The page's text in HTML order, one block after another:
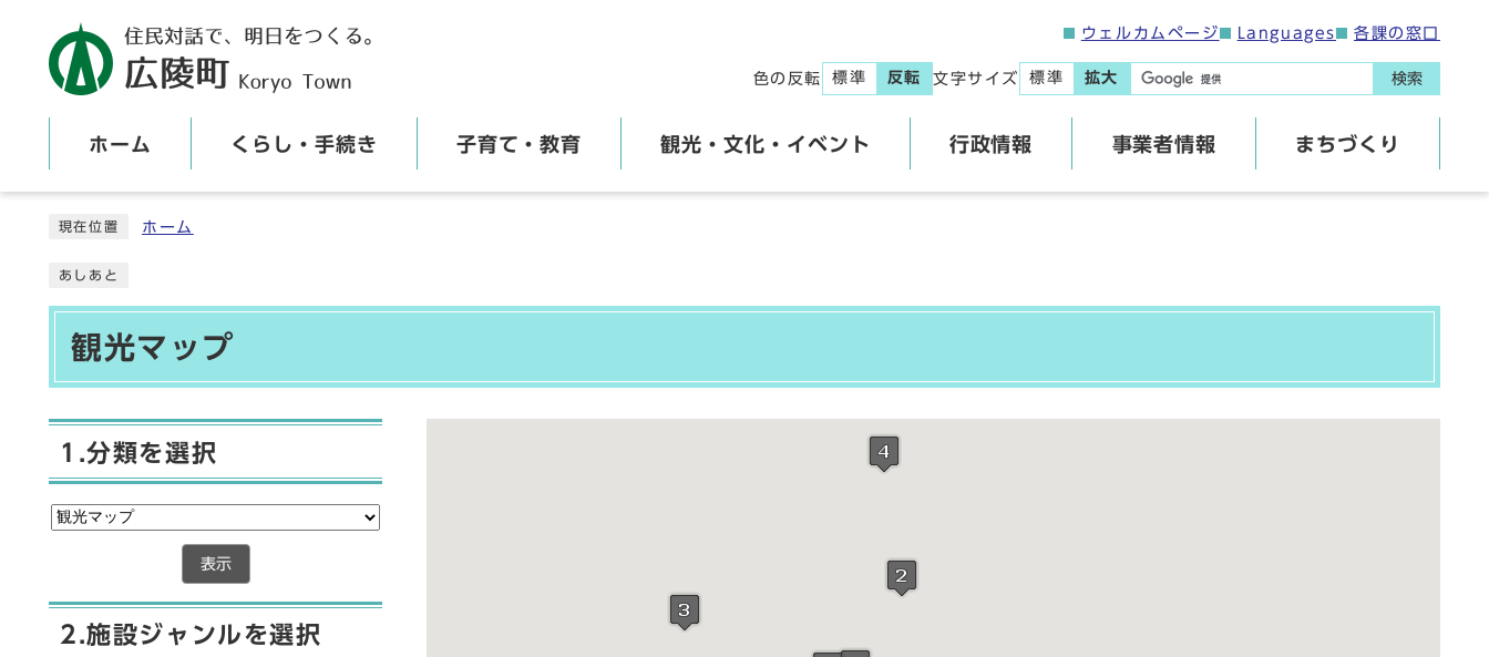
ウェルカムページ Languages 各課の窓口
色の反転 標準 反転 文字サイズ 標準 拡大 検索
ホーム くらし・手続き 子育て・教育 観光・文化・イベント 行政情報 事業者情報 まちづくり
現在位置 ホーム
あしあと
観光マップ
1.分類を選択
表示
2.施設ジャンルを選択